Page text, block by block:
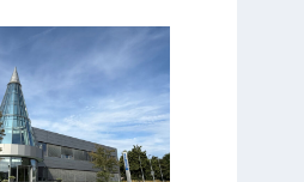
f
s
j
a
h
r
r
r
e
t
e
r